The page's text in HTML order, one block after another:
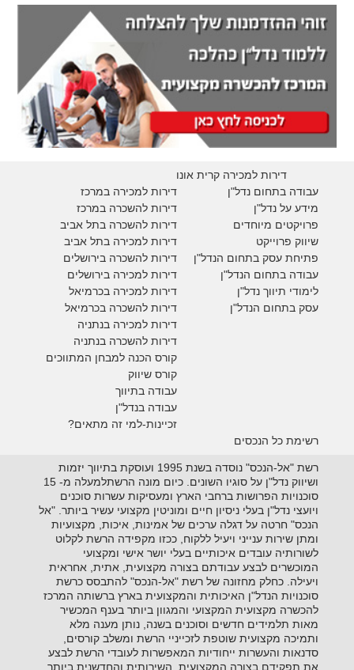
דירות למכירה קרית אונו
דירות למכירה במרכז
דירות להשכרה במרכז
דירות להשכרה בתל אביב
דירות למכירה בתל אביב
דירות להשכרה בירושלים
דירות למכירה בירושלים
דירות למכירה בכרמיאל
דירות להשכרה בכרמיאל
דירות למכירה בנתניה
דירות להשכרה בנתניה
קורס הכנה למבחן המתווכים
קורס שיווק
עבודה בתיווך
עבודה בנדל"ן
זכיינות-למי זה מתאים?
עבודה בתחום נדל"ן
מידע על נדל"ן
פרויקטים מיוחדים
שיווק פרוייקט
פתיחת עסק בתחום הנדל"ן
עבודה בתחום הנדל"ן
לימודי תיווך נדל"ן
עסק בתחום הנדל"ן
רשימת כל הנכסים
רשת "אל-הנכס" נוסדה בשנת 1995 ועוסקת בתיווך יזמות
ושיווק נדל"ן על סוגיו השונים. כיום מונה הרשתלמעלה מ- 15
סוכנויות הפרושות ברחבי הארץ ומעסיקות עשרות סוכנים
ויועצי נדל"ן בעלי ניסיון חיים ומוניטין מקצועי עשיר ביותר. "אל
הנכס" חרטה על דגלה ערכים של אמינות, איכות, מקצועיות
ומתן שירות ענייני ויעיל ללקוח, ככזו מקפידה הרשת לקלוט
לשורותיה עובדים איכותיים בעלי יושר אישי ומקצועי
המוכשרים לבצע עבודתם בצורה מקצועית, אתית, אחראית
ויעילה. כחלק מחזונה של רשת "אל-הנכס" להתבסס כרשת
סוכנויות הנדל"ן האיכותית והמקצועית בארץ ברשותה המרכז
להכשרה מקצועית המקצועי והמגוון ביותר בענף המכשיר
מאות תלמידים חדשים וסוכנים בשנה, נותן מענה מלא
ותמיכה מקצועית שוטפת לזכייניי הרשת ומשלב קורסים,
סדנאות והעשרות ייחודיות המאפשרות לעובדי הרשת לבצע
את תפקידם בצורה המקצועית, השירותית והחדשנית ביותר